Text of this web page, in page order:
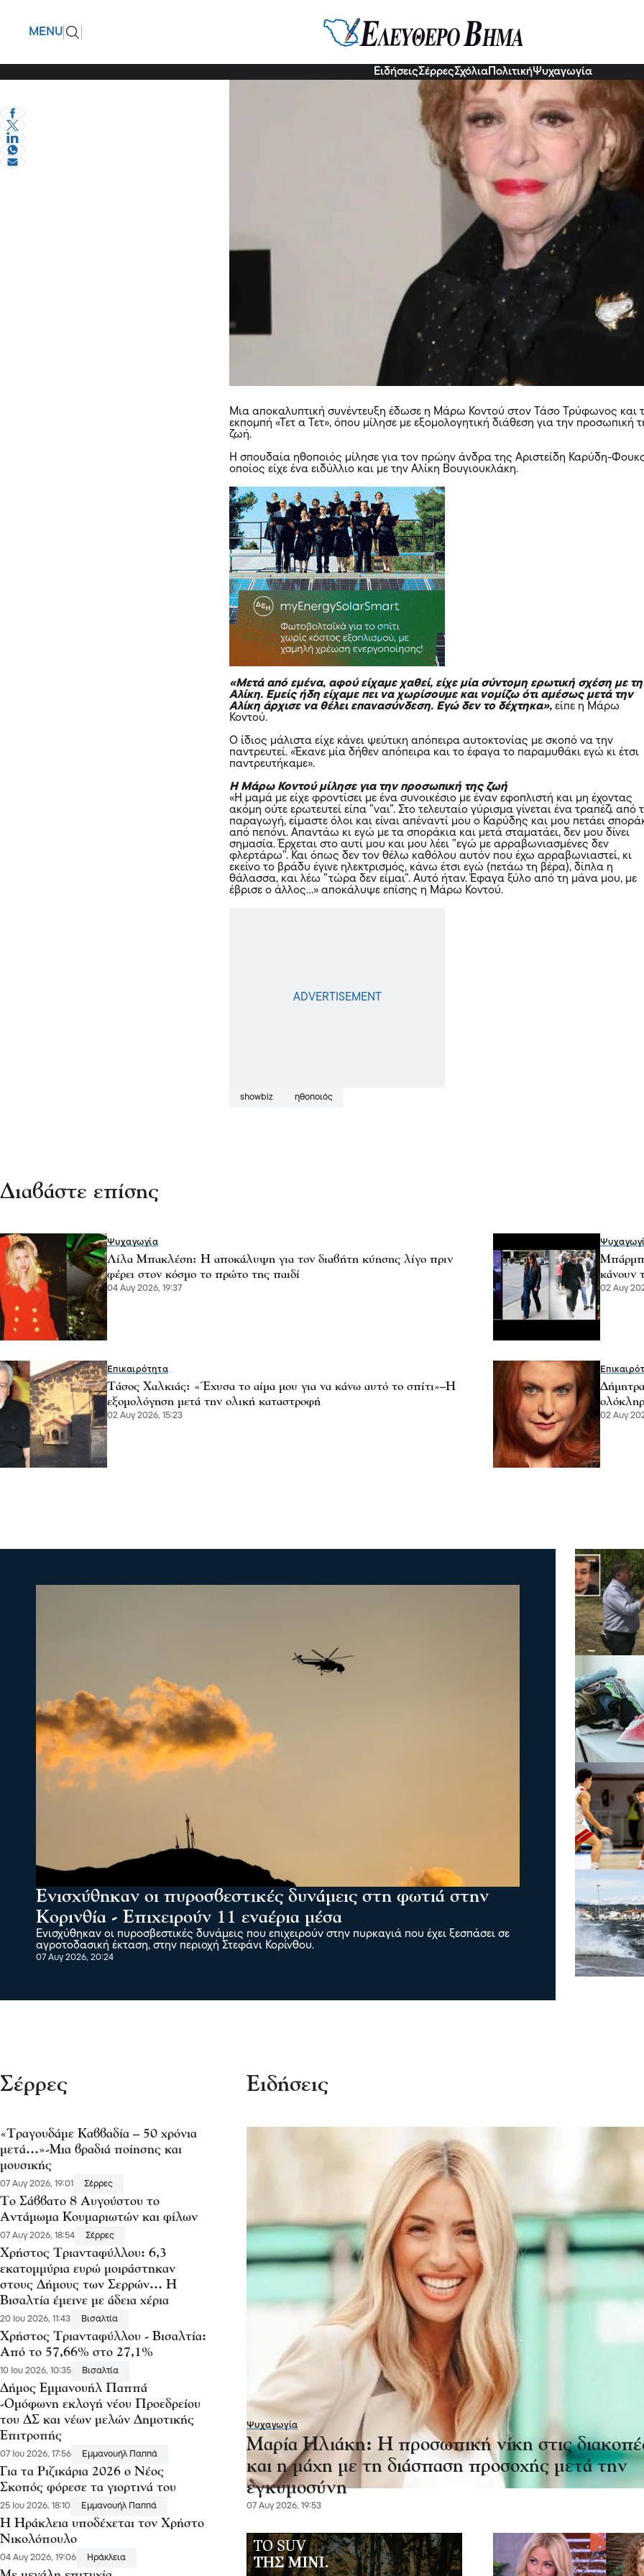
MENU
ΕιδήσειςΣέρρεςΣχόλια ΠολιτικήΨυχαγωγία
Μάρω Κοντού: Είχα αρραβωνιαστεί
γνώρισα τον άνδρα μου, έφαγα ξύλο από τη
eVima Serres Team09 Νοε 2022, 08:43
Μια αποκαλυπτική συνέντευξη έδωσε η Μάρω Κοντού στον Τάσο Τρύφωνος και
εκπομπή «Τετ α Τετ», όπου μίλησε με εξομολογητική διάθεση για την προσωπική
ζωή.
Η σπουδαία ηθοποιός μίλησε για τον πρώην άνδρα της Αριστείδη Καρύδη-
οποίος είχε ένα ειδύλλιο και με την Αλίκη Βουγιουκλάκη.
«Μετά από εμένα, αφού είχαμε χαθεί, είχε μία σύντομη ερωτική σχέση με
Αλίκη. Εμείς ήδη είχαμε πει να χωρίσουμε και νομίζω ότι αμέσως μετά την
Αλίκη άρχισε να θέλει επανασύνδεση. Εγώ δεν το δέχτηκα», είπε η Μάρω
Κοντού.
Ο ίδιος μάλιστα είχε κάνει ψεύτικη απόπειρα αυτοκτονίας με σκοπό να την
παντρευτεί. «Έκανε μία δήθεν απόπειρα και το έφαγα το παραμυθάκι εγώ κι έτσι
παντρευτήκαμε».
Η Μάρω Κοντού μίλησε για την προσωπική της ζωή
«Η μαμά με είχε φροντίσει με ένα συνοικέσιο με έναν εφοπλιστή και μη έχοντας
ακόμη ούτε ερωτευτεί είπα ”ναι”. Στο τελευταίο γύρισμα γίνεται ένα τραπέζι από
παραγωγή, είμαστε όλοι και είναι απέναντί μου ο Καρύδης και μου πετάει
από πεπόνι. Απαντάω κι εγώ με τα σποράκια και μετά σταματάει, δεν μου δίνει
σημασία. Έρχεται στο αυτί μου και μου λέει ”εγώ με αρραβωνιασμένες δεν
φλερτάρω”. Και όπως δεν τον θέλω καθόλου αυτόν που έχω αρραβωνιαστεί, κι
εκείνο το βράδυ έγινε ηλεκτρισμός, κάνω έτσι εγώ (πετάω τη βέρα), δίπλα η
θάλασσα, και λέω ”τώρα δεν είμαι”. Αυτό ήταν. Έφαγα ξύλο από τη μάνα μου, με
έβρισε ο άλλος…» αποκάλυψε επίσης η Μάρω Κοντού.
showbiz ηθοποιός
Διαβάστε επίσης
Ψυχαγωγία
Λίλα Μπακλέση: Η αποκάλυψη για τον διαβήτη κύησης λίγο πριν
φέρει στον κόσμο το πρώτο της παιδί
04 Αυγ 2026, 19:37
κάνουν
02 Αυγ
Επικαιρότητα
Τάσος Χαλκιάς: «Έχυσα το αίμα μου για να κάνω αυτό το σπίτι»–Η
εξομολόγηση μετά την ολική καταστροφή
02 Αυγ 2026, 15:23 02 Αυγ
Ενισχύθηκαν οι πυροσβεστικές δυνάμεις στη φωτιά στην
Κορινθία - Επιχειρούν 11 εναέρια μέσα
Ενισχύθηκαν οι πυροσβεστικές δυνάμεις που επιχειρούν στην πυρκαγιά που έχει ξεσπάσει σε
αγροτοδασική έκταση, στην περιοχή Στεφάνι Κορίνθου.
07 Αυγ 2026, 20:24
Σέρρες
«Τραγουδάμε Καββαδία – 50 χρόνια
μετά…»-Μια βραδιά ποίησης και
μουσικής
07 Αυγ 2026, 19:01 Σέρρες
Το Σάββατο 8 Αυγούστου το
Αντάμωμα Κουμαριωτών και φίλων
07 Αυγ 2026, 18:54 Σέρρες
Χρήστος Τριανταφύλλου: 6,3
εκατομμύρια ευρώ μοιράστηκαν
στους Δήμους των Σερρών… Η
Βισαλτία έμεινε με άδεια χέρια
20 Ιου 2026, 11:43 Βισαλτία
Χρήστος Τριανταφύλλου - Βισαλτία:
Από το 57,66% στο 27,1%
10 Ιου 2026, 10:35 Βισαλτία
Δήμος Εμμανουήλ Παππά
-Ομόφωνη εκλογή νέου Προεδρείου
του ΔΣ και νέων μελών Δημοτικής
Επιτροπής
07 Ιου 2026, 17:56 Εμμανουήλ Παππά
Για τα Ριζικάρια 2026 ο Νέος
Σκοπός φόρεσε τα γιορτινά του
25 Ιου 2026, 18:10 Εμμανουήλ Παππά
Η Ηράκλεια υποδέχεται τον Χρήστο
Νικολόπουλο
04 Αυγ 2026, 19:06 Ηράκλεια
Ειδήσεις
Ψυχαγωγία
Μαρία Ηλιάκη: Η προσωπική νίκη στις
και η μάχη με τη διάσπαση προσοχής μετά την
εγκυμοσύνη
07 Αυγ 2026, 19:53